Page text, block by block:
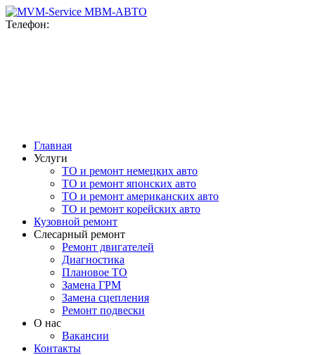
MВМ-АВТО
Телефон:
Главная
Услуги
ТО и ремонт немецких авто
ТО и ремонт японских авто
ТО и ремонт американских авто
ТО и ремонт корейских авто
Кузовной ремонт
Слесарный ремонт
Ремонт двигателей
Диагностика
Плановое ТО
Замена ГРМ
Замена сцепления
Ремонт подвески
О нас
Вакансии
Контакты